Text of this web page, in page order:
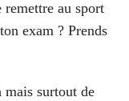
remettre au sport
exam ? Prends
surtout de